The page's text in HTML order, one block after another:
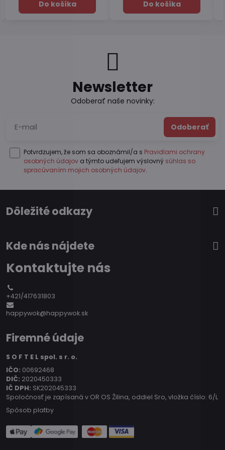
Do košíka Do košíka
Newsletter
Odoberať naše novinky:
Odoberať
Potvrdzujem, že som sa oboznámil/a s Pravidlami ochrany
osobných údajov a týmto udeľujem výslovný súhlas so
spracúvaním mojich osobných údajov.
Dôležité odkazy
Kde nás nájdete
Kontaktujte nás
+421/417631803
happywok@happywok.sk
Firemné údaje
S O F T E L spol. s r. o.
IČO: 00692468
DIČ: 2020450333
IČ DPH: SK202045333
Spoločnosť je zapísaná v OR OS Žilina, oddiel Sro, vložka číslo: 6/L
Spôsob platby